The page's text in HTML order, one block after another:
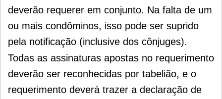
deverão requerer em conjunto. Na falta de um
ou mais condôminos, isso pode ser suprido
pela notificação (inclusive dos cônjuges).
Todas as assinaturas apostas no requerimento
deverão ser reconhecidas por tabelião, e o
requerimento deverá trazer a declaração de